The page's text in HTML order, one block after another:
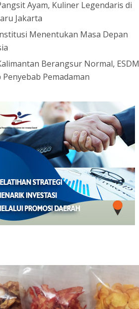
Ayam, Kuliner Legendaris di
Jakarta
Menentukan Masa Depan
Berangsur Normal, ESDM
Pemadaman